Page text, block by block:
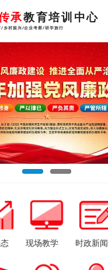
承教育培训中心
乡村振兴/企业考察/研学旅行
现场教学 时政新闻